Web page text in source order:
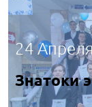
24
Знатоки